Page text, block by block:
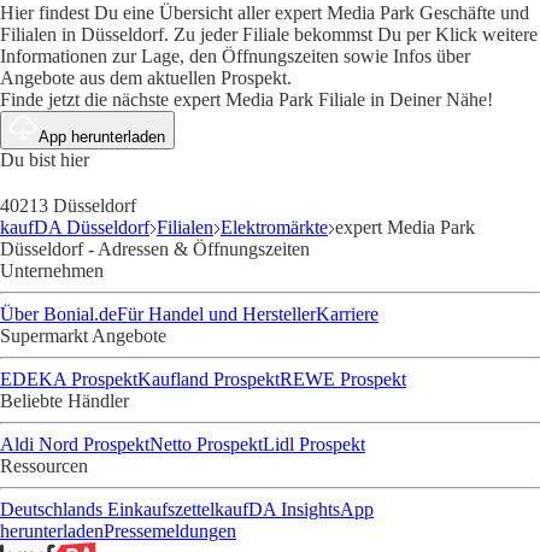
Hier findest Du eine Übersicht aller expert Media Park Geschäfte und
Filialen in Düsseldorf. Zu jeder Filiale bekommst Du per Klick weitere
Informationen zur Lage, den Öffnungszeiten sowie Infos über
Angebote aus dem aktuellen Prospekt.
Finde jetzt die nächste expert Media Park Filiale in Deiner Nähe!
App herunterladen
Du bist hier
40213 Düsseldorf
kaufDA Düsseldorf Filialen Elektromärkte expert Media Park
Düsseldorf - Adressen & Öffnungszeiten
Unternehmen
Über Bonial.deFür Handel und HerstellerKarriere
Supermarkt Angebote
EDEKA ProspektKaufland ProspektREWE Prospekt
Beliebte Händler
Aldi Nord ProspektNetto ProspektLidl Prospekt
Ressourcen
Deutschlands EinkaufszettelkaufDA InsightsApp
herunterladenPressemeldungen